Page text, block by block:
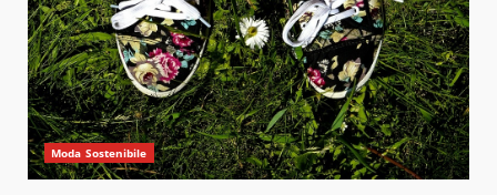
Moda Sostenibile